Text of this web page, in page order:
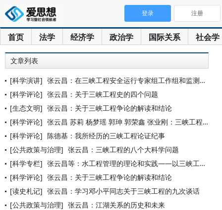
首页 法学 经济学 政治学 国际关系 社会学
登录 注册
文章列表
[科学演讲] 张云昌：在三峡工程安全运行专家组工作组和监测系统综合站联席会
[科学评论] 张云昌：关于三峡工程史的四个问题
[生态文明] 张云昌：关于三峡工程争论的解读和结论
[科学评论] 张云昌 苏莉 杨梦瑶 郭珅 郭荣鑫 张业刚：三峡工程生态环境
[科学评论] 陈德基：我所经历的三峡工程论证纪事
[公共政策与治理] 张云昌：三峡工程的八个大科学问题
[科学专栏] 张云昌等：水工程管理的理论和实践——以三峡工程为例
[科学评论] 张云昌：关于三峡工程争论的解读和结论
[读史札记] 张云昌：学习邓小平同志关于三峡工程的九次谈话
[公共政策与治理] 张云昌：江湖关系的历史和未来